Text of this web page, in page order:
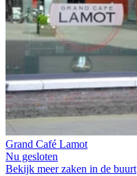
Grand Café Lamot
Nu gesloten
Bekijk meer zaken in de buurt